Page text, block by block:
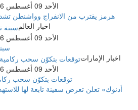
الأحد 09 أغسطس 2026 04:01 صباحاً
هرمز يقترب من الانفراج وواشنطن
اخبار العالم
الأحد 09 أغسطس 2026 04:01 صباحاً
اخبار الإمارات
الأحد 09 أغسطس 2026 01:34 صباحاً
توقعات بتكوّن سحب